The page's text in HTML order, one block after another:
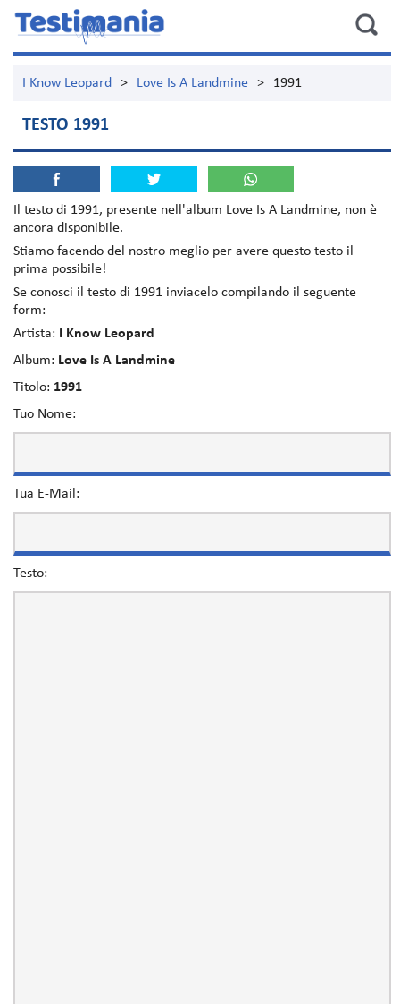
I Know Leopard > Love Is A Landmine > 1991
TESTO 1991
Il testo di 1991, presente nell'album Love Is A Landmine, non è
ancora disponibile.
Stiamo facendo del nostro meglio per avere questo testo il
prima possibile!
Se conosci il testo di 1991 inviacelo compilando il seguente
form:
Artista:
I Know Leopard
Album: Love Is A Landmine
Titolo: 1991
Tuo Nome:
Tua E-Mail:
Testo: